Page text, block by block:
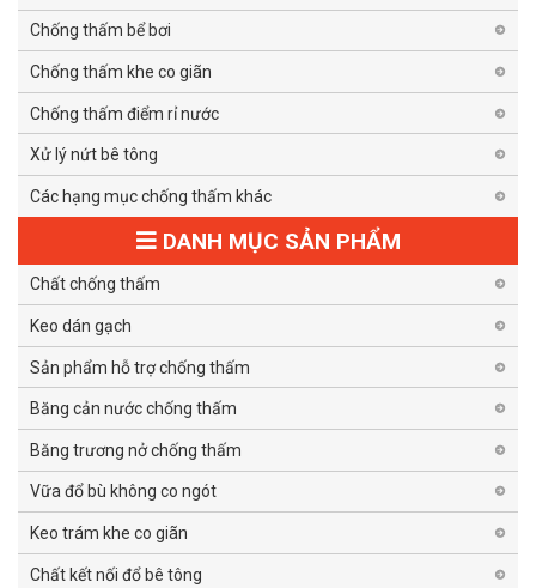
Chống thấm bể bơi
Chống thấm khe co giãn
Chống thấm điểm rỉ nước
Xử lý nứt bê tông
Các hạng mục chống thấm khác
DANH MỤC SẢN PHẨM
Chất chống thấm
Keo dán gạch
Sản phẩm hỗ trợ chống thấm
Băng cản nước chống thấm
Băng trương nở chống thấm
Vữa đổ bù không co ngót
Keo trám khe co giãn
Chất kết nối đổ bê tông